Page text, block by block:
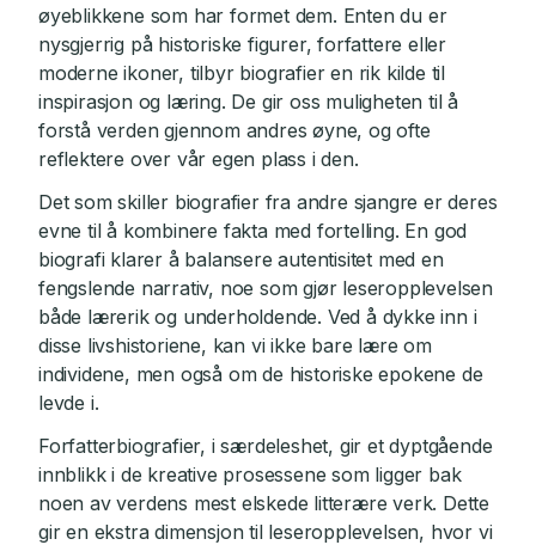
øyeblikkene som har formet dem. Enten du er
nysgjerrig på historiske figurer, forfattere eller
moderne ikoner, tilbyr biografier en rik kilde til
inspirasjon og læring. De gir oss muligheten til å
forstå verden gjennom andres øyne, og ofte
reflektere over vår egen plass i den.
Det som skiller biografier fra andre sjangre er deres
evne til å kombinere fakta med fortelling. En god
biografi klarer å balansere autentisitet med en
fengslende narrativ, noe som gjør leseropplevelsen
både lærerik og underholdende. Ved å dykke inn i
disse livshistoriene, kan vi ikke bare lære om
individene, men også om de historiske epokene de
levde i.
Forfatterbiografier, i særdeleshet, gir et dyptgående
innblikk i de kreative prosessene som ligger bak
noen av verdens mest elskede litterære verk. Dette
gir en ekstra dimensjon til leseropplevelsen, hvor vi